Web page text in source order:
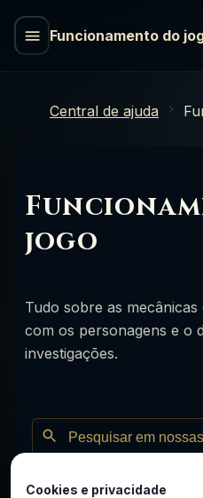
Funcionamento do
Central de ajuda
jogo
Tudo sobre as
com os personagens e o
investigações.
Cookies e privacidade